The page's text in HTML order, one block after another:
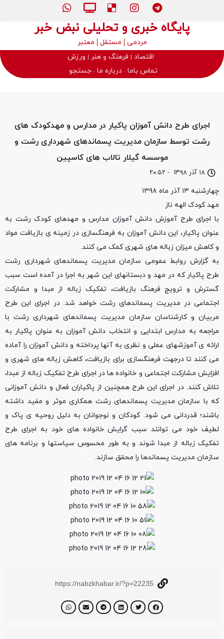
پایگاه خبری و تحلیلی نبض خبر
مردمی مستقل
معتبر
اقتصاد
فرهنگ و هنر
ورزش
تماس باما درباره ما جستجو
۱۸ آذر ۱۳۹۸ - ۲۰:۵۲
اجرای طرح دانش آموزان پاکیار در مدارس و مهدکودک های
رشت توسط سازمان مدیریت پسماندهای شهرداری رشت و
موسسه گیلار تالاب های کاسپین
چهارشنبه ۱۳ آذر ماه ۱۳۹۸
مهد کودک الهه ناز
با اجرای طرح آموزش دانش آموزان مدارس و مهدهای کودک رشت به
عنوان پاکیار، این دانش آموزان به فرهنگسازی در زمینه ی بازیافت مواد
و کاهش میزان زباله های شهری کمک می کنند.
به گزارش روابط عمومی سازمان مدیریت پسماندهای شهرداری رشت
طرح پاکیار که در مهد و دبستانهای این شهر به اجرا در آمده است سبب
گسترش و ترویج فرهنگ بازیافت، تفکیک زباله از مبدا و مشارکت
اجتماعی در مدیریت پسماندهای رشت خواهد شد. در اجرای این طرح
مربیان و کارشناسان سازمان مدیریت پسماندهای شهرداری رشت با
مراجعه به مدارس ابتدایی و انتخاب دانش آموزان به عنوان پاکیار به
ارائه ی آموزشهای عملی و نظری به آنها پرداخته و دانش آموزان را آماده
می کنند تا درجهت فرهنگسازی برای بازیافت، کاهش زباله های شهری و
افزایش مشارکت اجتماعی و خانواده ها در اجرای طرح تفکیک زباله از مبدا،
تلاش کنند. در اجرای این طرح همچنین از پاکیاران فعال و دانش آموزانی
که با سازمان مدیریت پسماندهای رشت همکاری موثر و مفید داشته
باشند؛ قدردانی می شود. کودکان و نوجوانان به دلیل روحیه ی پاک و
لطیف خود می توانند سبب گرایش خانواده های خود به اجرای طرح
تفکیک زباله از مبدا شوند و به طور محسوس سیاستها و برنامه های
سازمان مدیریت پسماندها را محقق سازند.
https://nabzkhabar.ir/?p=22235